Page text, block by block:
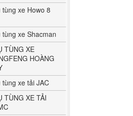
tùng xe Howo 8
tùng xe Shacman
TÙNG XE
HOÀNG
tùng xe tải JAC
TÙNG XE TẢI